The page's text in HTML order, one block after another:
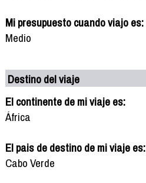
Mi presupuesto cuando viajo es:
Medio
Destino del viaje
El continente de mi viaje es:
África
El pais de destino de mi viaje es:
Cabo Verde